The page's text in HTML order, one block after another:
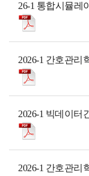
26-1 통합시뮬레
2026-1 간호관리
2026-1 빅데이터
2026-1 간호관리